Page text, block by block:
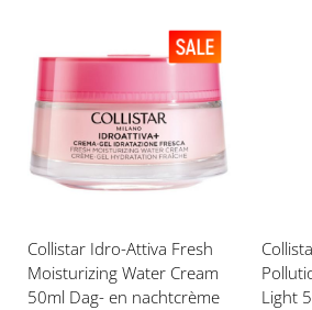
Voeg
toe
aan
verlanglijst
Collistar Idro-Attiva Fresh
Moisturizing Water Cream
50ml Dag- en nachtcrème
Light